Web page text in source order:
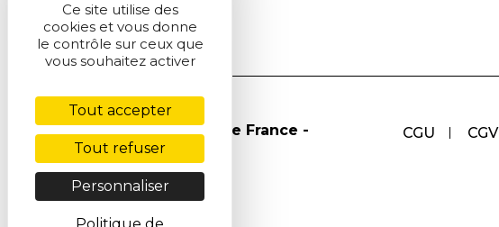
CGU CGV
© Société Chimique de France -
2026
Ce site utilise des
cookies et vous donne
le contrôle sur ceux que
vous souhaitez activer
Tout accepter
Tout refuser
Personnaliser